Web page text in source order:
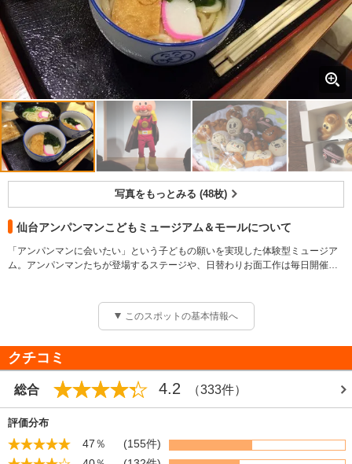
写真をもっとみる (48枚)
仙台アンパンマンこどもミュージアム＆モールについて
「アンパンマンに会いたい」という子どもの願いを実現した体験型ミュージア
ム。アンパンマンたちが登場するステージや、日替わりお面工作は毎日開催。
も。入場無料のショッピングモールには、グッズショップや飲食店、ヘアサロ
ンや写真館など個性豊かな店舗が並び、アンパンマンこどもミュージアムでし
このスポットの基本情報へ
クチコミ
総合 4.2 （333件）
評価分布
47％
(155件)